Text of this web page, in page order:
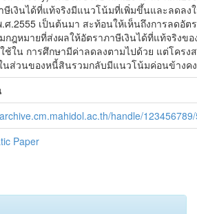
ษีเงินได้ที่แท้จริงมีแนวโน้มที่เพิ่มขึ้นและลดลง
ศ.2555 เป็นต้นมา สะท้อนให้เห็นถึงการลดอัต
กฎหมายที่ส่งผลให้อัตราภาษีเงินได้ที่แท้จริงขอ
ช้ใน การศึกษามีค่าลดลงตามไปด้วย แต่โครง
นส่วนของหนี้สินรวมกลับมีแนวโน้มค่อนข้างค
handle/
Paper